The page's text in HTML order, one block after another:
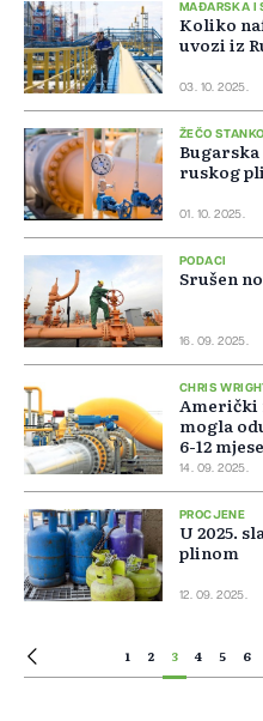
MAĐARSKA I
Koliko
uvozi iz
03. 10. 2025.
ŽEČO
ruskog
01. 10. 2025.
PODACI
Srušen
16. 09. 2025.
CHRIS
Američki
mogla
6-12
14. 09. 2025.
PROCJENE
U 2025.
plinom
12. 09. 2025.
1 2 3 4 5 6